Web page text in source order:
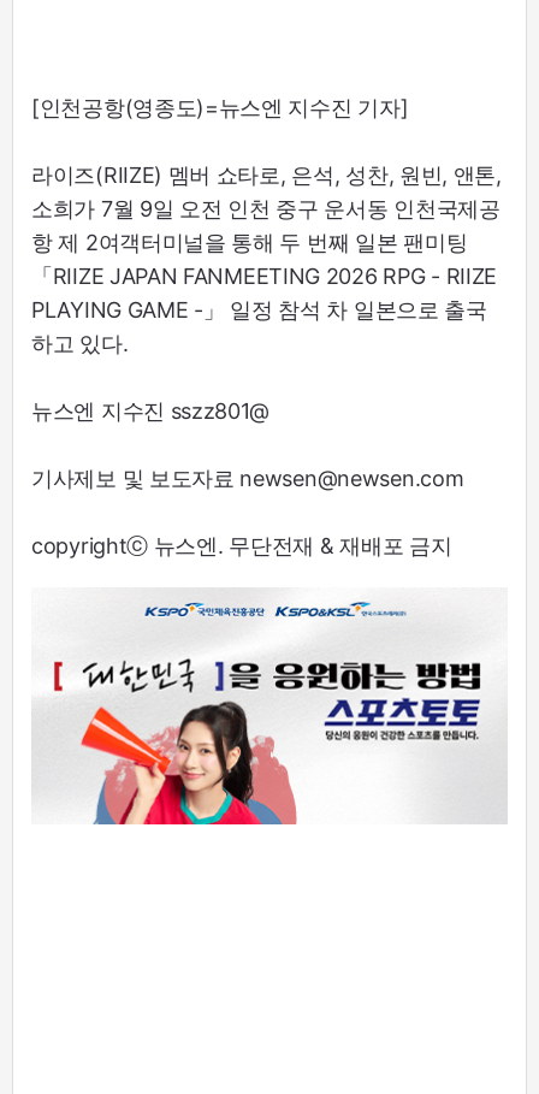
[인천공항(영종도)=뉴스엔 지수진 기자]
라이즈(RIIZE) 멤버 쇼타로, 은석, 성찬, 원빈, 앤톤,
소희가 7월 9일 오전 인천 중구 운서동 인천국제공
항 제 2여객터미널을 통해 두 번째 일본 팬미팅
「RIIZE JAPAN FANMEETING 2026 RPG - RIIZE
PLAYING GAME -」 일정 참석 차 일본으로 출국
하고 있다.
뉴스엔 지수진 sszz801@
기사제보 및 보도자료 newsen@newsen.com
copyrightⓒ 뉴스엔. 무단전재 & 재배포 금지